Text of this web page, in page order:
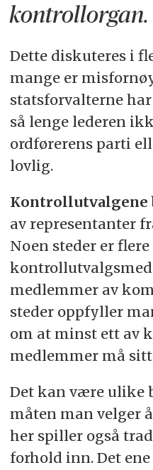
kontrollorgan.
Dette diskuteres i
mange er
statsforvalterne
så lenge lederen
ordførerens parti
lovlig.
Kontrollutvalgene
av representanter
Noen steder er flere
medlemmer av
steder oppfyller
om at minst ett av
medlemmer må
Det kan være ulike
måten man velger
her spiller også
forhold inn. Det